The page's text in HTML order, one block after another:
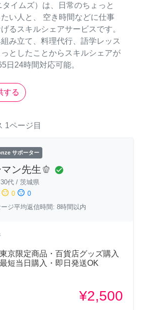
イムズ）は、日常のちょっと
い人と、 空き時間などに仕事
るスキルシェアサービスです。
み立て、料理代行、語学レッス
としたことからスキルシェアが
日24時間対応可能。
する
1ページ目
サポーター
ン先生🫑 check_circle
30代 / 茨城県
sentiment_neutral 0 sentiment_dissatisfied 0
ージ平均返信時間: 8時間以内
京限定商品・百貨店グッズ購入
短当日購入・即日発送OK
¥2,500